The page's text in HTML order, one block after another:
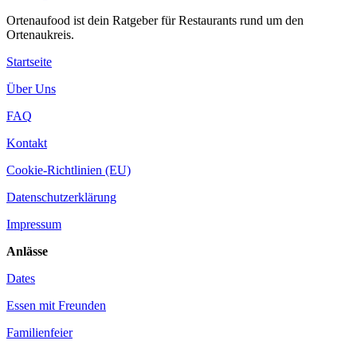
Ortenaufood ist dein Ratgeber für Restaurants rund um den
Ortenaukreis.
Startseite
Über Uns
FAQ
Kontakt
Cookie-Richtlinien (EU)
Datenschutzerklärung
Impressum
Anlässe
Dates
Essen mit Freunden
Familienfeier